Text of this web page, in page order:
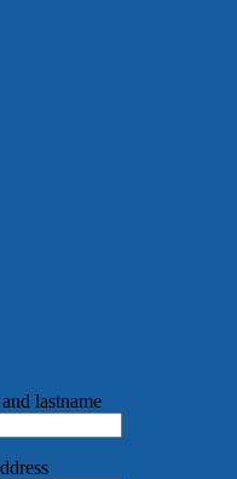
lastname